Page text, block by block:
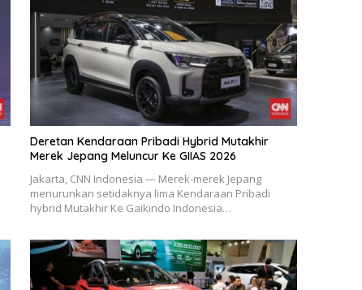
Deretan Kendaraan Pribadi Hybrid Mutakhir
Merek Jepang Meluncur Ke GIIAS 2026
Jakarta, CNN Indonesia — Merek-merek Jepang
menurunkan setidaknya lima Kendaraan Pribadi
hybrid Mutakhir Ke Gaikindo Indonesia…